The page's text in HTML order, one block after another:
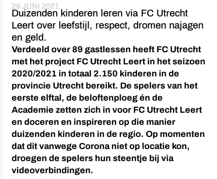
29 JUNI 2021
Duizenden kinderen leren via FC Utrecht
Leert over leefstijl, respect, dromen najagen
en geld.
Verdeeld over 89 gastlessen heeft FC Utrecht
met het project FC Utrecht Leert in het seizoen
2020/2021 in totaal 2.150 kinderen in de
provincie Utrecht bereikt. De spelers van het
eerste elftal, de beloftenploeg én de
Academie zetten zich in voor FC Utrecht Leert
en doceren en inspireren op die manier
duizenden kinderen in de regio. Op momenten
dat dit vanwege Corona niet op locatie kon,
droegen de spelers hun steentje bij via
videoverbindingen.